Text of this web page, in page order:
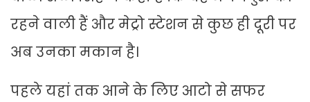
रहने वाली हैं और मेट्रो स्टेशन से कुछ ही दूरी पर
अब उनका मकान है।
पहले यहां तक आने के लिए आटो से सफर